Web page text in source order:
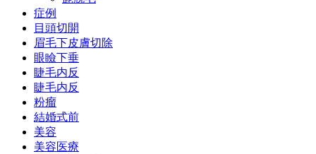
症例
目頭切開
眉毛下皮膚切除
眼瞼下垂
睫毛内反
睫毛内反
粉瘤
結婚式前
美容
美容医療